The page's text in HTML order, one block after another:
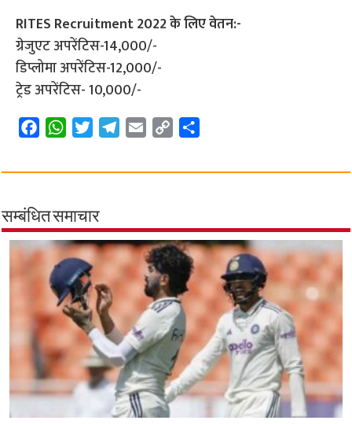
RITES Recruitment 2022 के लिए वेतन:-
ग्रेजुएट अपरेंटिस-14,000/-
डिप्लोमा अपरेंटिस-12,000/-
ट्रेड अपरेंटिस- 10,000/-
c
b
o
o
W
a
s
A
p
p
i
t
e
r
l
r
a
m
a
p
i
n
k
a
सम्बंधित समाचार